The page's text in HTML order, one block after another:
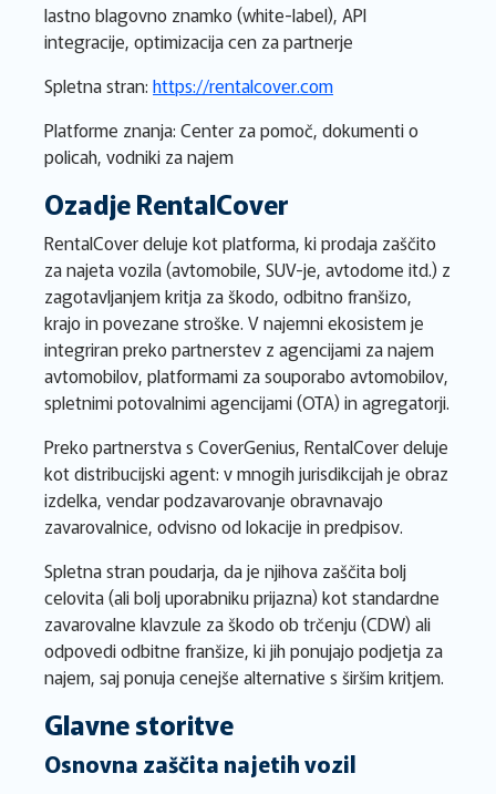
lastno blagovno znamko (white-label), API
integracije, optimizacija cen za partnerje
Spletna stran: https://rentalcover.com
Platforme znanja: Center za pomoč, dokumenti o
policah, vodniki za najem
Ozadje RentalCover
RentalCover deluje kot platforma, ki prodaja zaščito
za najeta vozila (avtomobile, SUV-je, avtodome itd.) z
zagotavljanjem kritja za škodo, odbitno franšizo,
krajo in povezane stroške. V najemni ekosistem je
integriran preko partnerstev z agencijami za najem
avtomobilov, platformami za souporabo avtomobilov,
spletnimi potovalnimi agencijami (OTA) in agregatorji.
Preko partnerstva s CoverGenius, RentalCover deluje
kot distribucijski agent: v mnogih jurisdikcijah je obraz
izdelka, vendar podzavarovanje obravnavajo
zavarovalnice, odvisno od lokacije in predpisov.
Spletna stran poudarja, da je njihova zaščita bolj
celovita (ali bolj uporabniku prijazna) kot standardne
zavarovalne klavzule za škodo ob trčenju (CDW) ali
odpovedi odbitne franšize, ki jih ponujajo podjetja za
najem, saj ponuja cenejše alternative s širšim kritjem.
Glavne storitve
Osnovna zaščita najetih vozil